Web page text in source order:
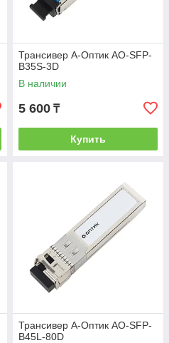
Трансивер А-Оптик AO-SFP-
B35S-3D
В наличии
5 600 ₸
Купить
Трансивер А-Оптик AO-SFP-
B45L-80D